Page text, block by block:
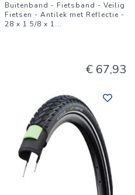
Buitenband - Fietsband - Veilig
Fietsen - Antilek met Reflectie -
28 x 1 5/8 x 1...
€ 67,93